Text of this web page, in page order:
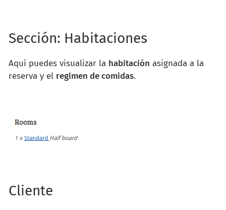
Sección: Habitaciones
Aquí puedes visualizar la habitación asignada a la
reserva y el regimen de comidas.
Cliente